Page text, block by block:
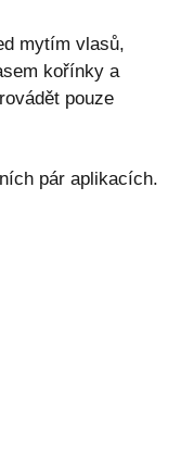
mytím vlasů,
kořínky a
pouze
pár aplikacích.